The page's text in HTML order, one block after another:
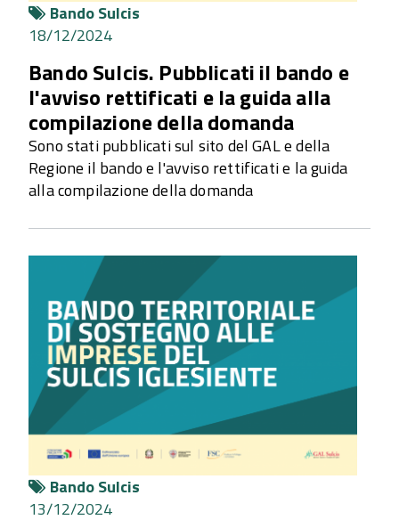
Bando Sulcis
18/12/2024
Bando Sulcis. Pubblicati il bando e
l'avviso rettificati e la guida alla
compilazione della domanda
Sono stati pubblicati sul sito del GAL e della
Regione il bando e l'avviso rettificati e la guida
alla compilazione della domanda
Bando Sulcis
13/12/2024